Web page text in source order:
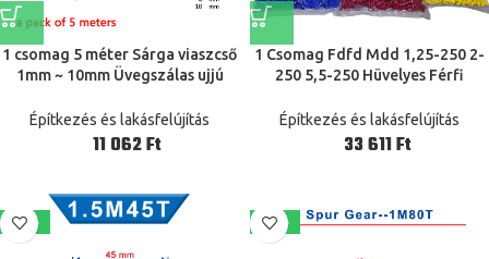
1 csomag 5 méter Sárga viaszcső
1mm ~ 10mm Üvegszálas ujjú
huzal burkolat üvegszálas cső
Építkezés és lakásfelújítás
Ft
1 Csomag Fdfd Mdd 1,25-250 2-
250 5,5-250 Hüvelyes Férfi
Csatlakozó Kábelcsatlakozó
Építkezés és lakásfelújítás
Ft
-20% -21%